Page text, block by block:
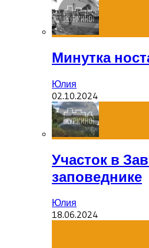
Минутка
Юлия
02.10.2024
Участок в
заповеднике
Юлия
18.06.2024